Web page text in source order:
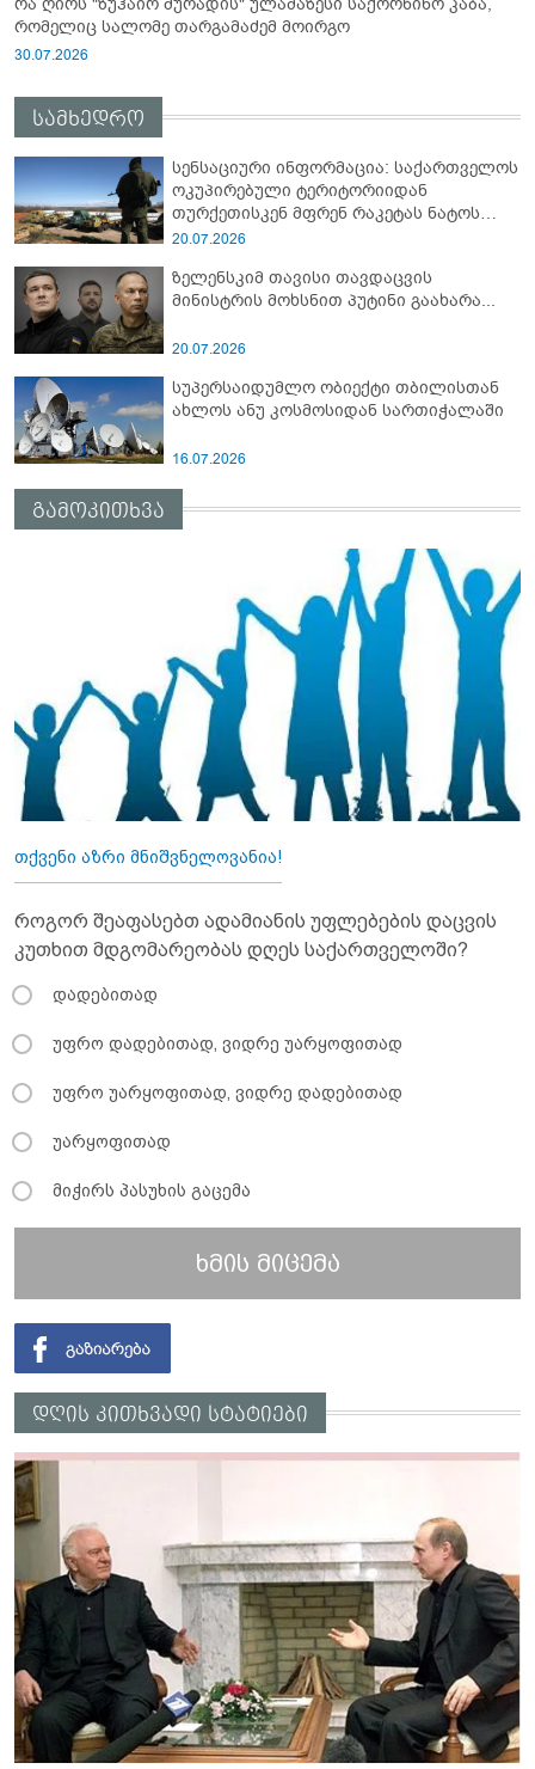
რომელიც სალომე თარგამაძემ მოირგო
30.07.2026
სამხედრო
სენსაციური ინფორმაცია: საქართველოს
ოკუპირებული ტერიტორიიდან
თურქეთისკენ მფრენ რაკეტას ნატოს
სამიტი კინაღამ ჩაუშლია
20.07.2026
ზელენსკიმ თავისი თავდაცვის
მინისტრის მოხსნით პუტინი გაახარა...
20.07.2026
სუპერსაიდუმლო ობიექტი თბილისთან
ახლოს ანუ კოსმოსიდან სართიჭალაში
16.07.2026
გამოკითხვა
თქვენი აზრი მნიშვნელოვანია!
როგორ შეაფასებთ ადამიანის უფლებების დაცვის
კუთხით მდგომარეობას დღეს საქართველოში?
დადებითად
უფრო დადებითად, ვიდრე უარყოფითად
უფრო უარყოფითად, ვიდრე დადებითად
უარყოფითად
მიჭირს პასუხის გაცემა
ხმის მიცემა
დღის კითხვადი სტატიები